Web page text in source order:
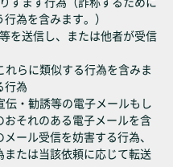
為を含みます。）
を送信し、または他者が受信
らに類似する行為を含みま
行為
・勧誘等の電子メールもし
それのある電子メールを含
ール受信を妨害する行為、
たは当該依頼に応じて転送